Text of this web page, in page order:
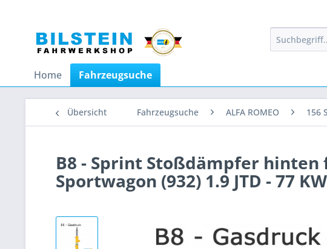
Home Fahrzeugsuche
Übersicht Fahrzeugsuche ALFA ROMEO 156
B8 - Sprint Stoßdämpfer hinten
Sportwagon (932) 1.9 JTD - 77